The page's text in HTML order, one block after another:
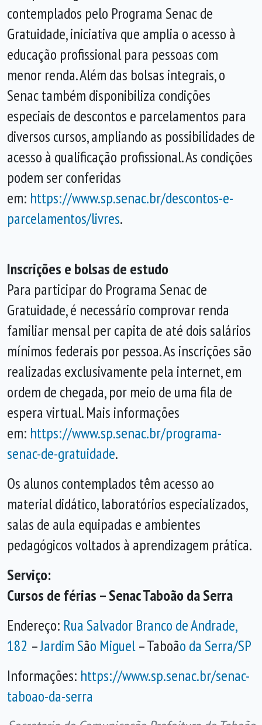
contemplados pelo Programa Senac de
Gratuidade, iniciativa que amplia o acesso à
educação profissional para pessoas com
menor renda. Além das bolsas integrais, o
Senac também disponibiliza condições
especiais de descontos e parcelamentos para
diversos cursos, ampliando as possibilidades de
acesso à qualificação profissional. As condições
podem ser conferidas
em: https://www.sp.senac.br/descontos-e-
parcelamentos/livres.
Inscrições e bolsas de estudo
Para participar do Programa Senac de
Gratuidade, é necessário comprovar renda
familiar mensal per capita de até dois salários
mínimos federais por pessoa. As inscrições são
realizadas exclusivamente pela internet, em
ordem de chegada, por meio de uma fila de
espera virtual. Mais informações
em: https://www.sp.senac.br/programa-
senac-de-gratuidade.
Os alunos contemplados têm acesso ao
material didático, laboratórios especializados,
salas de aula equipadas e ambientes
pedagógicos voltados à aprendizagem prática.
Serviço:
Cursos de férias – Senac Taboão da Serra
Endereço: Rua Salvador Branco de Andrade,
182 –Jardim São Miguel– Taboão da Serra/SP
Informações: https://www.sp.senac.br/senac-
taboao-da-serra